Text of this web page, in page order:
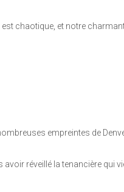
est chaotique, et notre
empreintes de
réveillé la tenancière qui